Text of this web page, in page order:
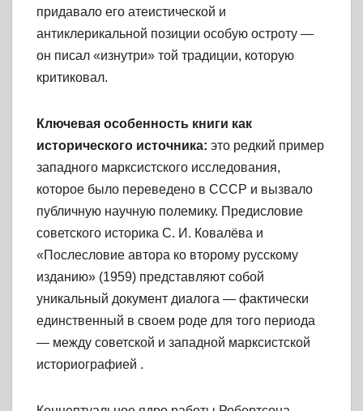
придавало его атеистической и
антиклерикальной позиции особую остроту —
он писал «изнутри» той традиции, которую
критиковал.
Ключевая особенность книги как
исторического источника: это редкий пример
западного марксистского исследования,
которое было переведено в СССР и вызвало
публичную научную полемику. Предисловие
советского историка С. И. Ковалёва и
«Послесловие автора ко второму русскому
изданию» (1959) представляют собой
уникальный документ диалога — фактически
единственный в своем роде для того периода
— между советской и западной марксистской
историографией .